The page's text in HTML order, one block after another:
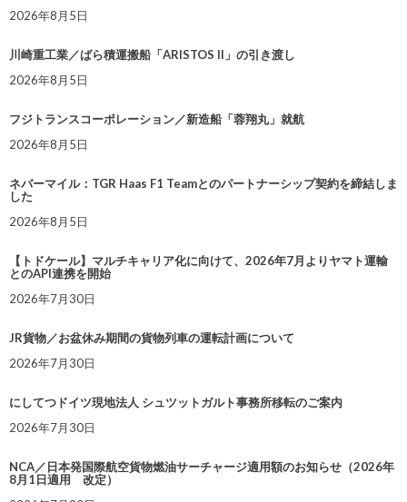
2026年8月5日
川崎重工業／ばら積運搬船「ARISTOS II」の引き渡し
2026年8月5日
フジトランスコーポレーション／新造船「蓉翔丸」就航
2026年8月5日
ネバーマイル：TGR Haas F1 Teamとのパートナーシップ契約を締結しま
した
2026年8月5日
【トドケール】マルチキャリア化に向けて、2026年7月よりヤマト運輸
とのAPI連携を開始
2026年7月30日
JR貨物／お盆休み期間の貨物列車の運転計画について
2026年7月30日
にしてつドイツ現地法人 シュツットガルト事務所移転のご案内
2026年7月30日
NCA／日本発国際航空貨物燃油サーチャージ適用額のお知らせ（2026年
8月1日適用 改定）